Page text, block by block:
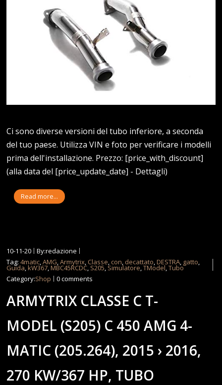
Ci sono diverse versioni del tubo inferiore, a seconda
del tuo paese. Utilizza VIN e foto per verificare i modelli
prima dell'installazione. Prezzo: [price_with_discount]
(alla data del [price_update_date] - Dettagli)
Read more...
10-11-20
By:redazione
Tag:4matic,AMG,Armytrix, Classe, con, decattato,DESTRA, gatto,
Guida,kW367,MBC45RCDC, S205, Simulatore,TModel,Tubo
Category:Shop 0 comments
ARMYTRIX CLASSE C T-
MODEL (S205) C 450 AMG 4-
MATIC (205.264), 2015 › 2016,
270 KW/367 HP, TUBO